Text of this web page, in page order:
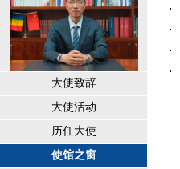
大使致辞
大使活动
历任大使
使馆之窗